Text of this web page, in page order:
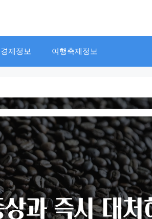
경제정보 여행축제정보